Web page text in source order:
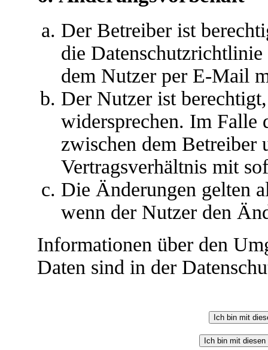
Der Betreiber ist
die
dem Nutzer per E-Mail
Der Nutzer ist
widersprechen. Im Falle
zwischen dem Betreiber
Vertragsverhältnis mit
Die Änderungen gelten
wenn der Nutzer den
Informationen über den
Daten sind in der